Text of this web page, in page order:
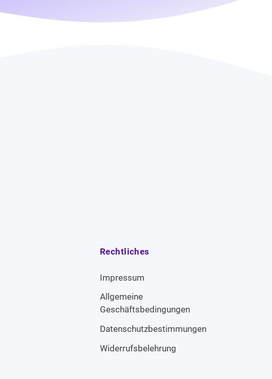
Rechtliches
Impressum
Allgemeine
Geschäftsbedingungen
Datenschutzbestimmungen
Widerrufsbelehrung